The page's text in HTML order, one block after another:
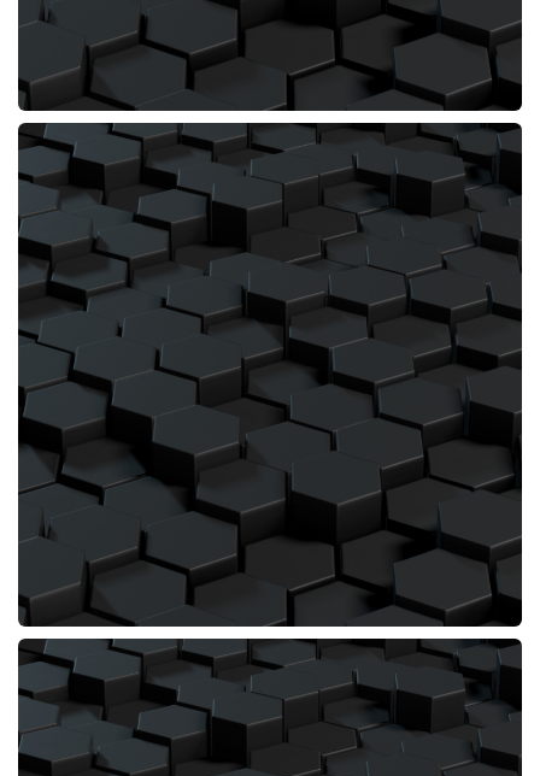
PROYECTO:Restaurante Taco Bell Casa Grande
MUNICIPIO:Zaragoza
PROVINCIA:Zaragoza
PROMOTOR:Restabell Franquicias SL
PRESUPUESTO: